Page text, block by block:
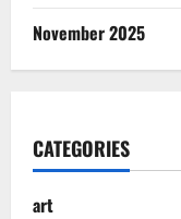
November 2025
CATEGORIES
art